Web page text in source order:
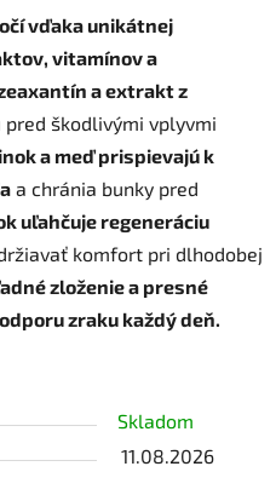
vďaka unikátnej
vitamínov a
a extrakt z
pred škodlivými vplyvmi
a meď prispievajú k
a chránia bunky pred
uľahčuje regeneráciu
komfort pri dlhodobej
zloženie a presné
zraku každý deň.
Skladom
11.08.2026